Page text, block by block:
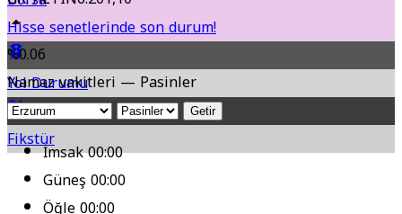
Hisse senetlerinde son durum!
Yol Durumu
Fikstür
%0.06
Namaz vakitleri — Pasinler
Getir
İmsak00:00
Güneş00:00
Öğle00:00